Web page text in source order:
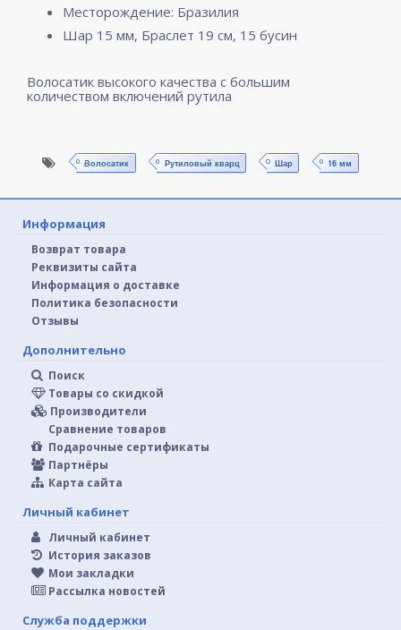
Месторождение: Бразилия
Шар 15 мм, Браслет 19 см, 15 бусин
Волосатик высокого качества с большим
количеством включений рутила
Волосатик Рутиловый кварц Шар 16 мм
Информация
Возврат товара
Реквизиты сайта
Информация о доставке
Политика безопасности
Отзывы
Дополнительно
Поиск
Товары со скидкой
Производители
Сравнение товаров
Подарочные сертификаты
Партнёры
Карта сайта
Личный кабинет
Личный кабинет
История заказов
Мои закладки
Рассылка новостей
Служба поддержки